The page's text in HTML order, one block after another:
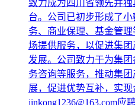
致力成为四川省领先并
台。公司已初步形成了
务、商业保理、基金管
场提供服务，以促进集
发展。公司致力于为集
务咨询等服务，推动集
展，促进优势互补，实
jinkong1236@163.com应